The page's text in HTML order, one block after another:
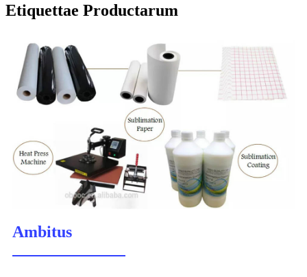
Etiquettae Productarum
Ambitus